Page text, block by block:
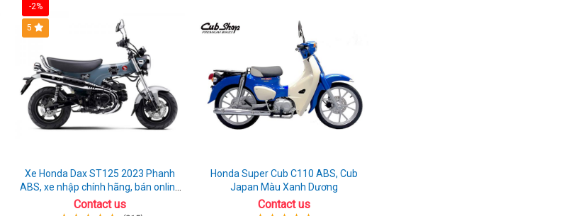
bản
mới
-2%
5
Xe Honda Dax ST125 2023 Phanh
ABS, xe nhập chính hãng, bán online
giá rẻ
Contact us
Honda Super Cub C110 ABS, Cub
Japan Màu Xanh Dương
Contact us